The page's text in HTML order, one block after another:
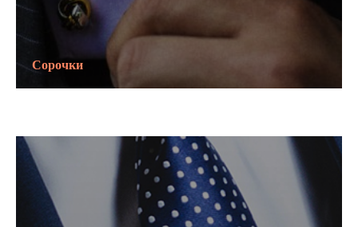
Сорочки